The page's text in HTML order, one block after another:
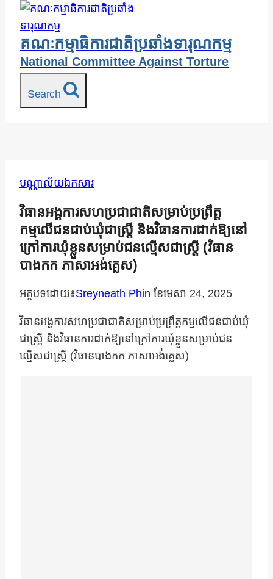
គណៈកម្មាធិការជាតិប្រឆាំងទារុណកម្ម
National Committee Against Torture
Search
បណ្ណាល័យឯកសារ
វិធានអង្គការសហប្រជាជាតិសម្រាប់ប្រព្រឹត្ដ
កម្មលើជនជាប់ឃុំជាស្រ្ដី និងវិធានការដាក់ឱ្យនៅ
ក្រៅការឃុំខ្លួនសម្រាប់ជនល្មើសជាស្រ្ដី (វិធាន
បាងកក ភាសាអង់គ្លេស)
អត្ថបទដោយ៖Sreyneath Phin ខែ​មេសា 24, 2025
វិធានអង្គការសហប្រជាជាតិសម្រាប់ប្រព្រឹត្ដកម្មលើជនជាប់ឃុំ
ជាស្រ្ដី និងវិធានការដាក់ឱ្យនៅក្រៅការឃុំខ្លួនសម្រាប់ជន
ល្មើសជាស្រ្ដី (វិធានបាងកក ភាសាអង់គ្លេស)